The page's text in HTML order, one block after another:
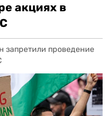
акциях в
запретили проведение